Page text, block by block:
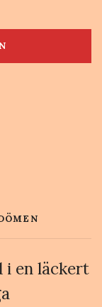
i en läckert